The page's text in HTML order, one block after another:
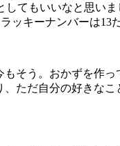
てもいいなと思いま
ラッキーナンバーは13
そう。おかずを作
ただ自分の好きな